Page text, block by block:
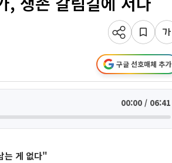
구글 선호매체 추가
00:00 / 06:41
는 게 없다"